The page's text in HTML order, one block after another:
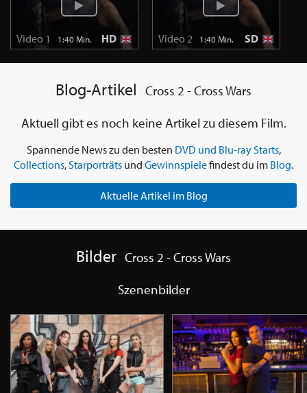
Video 1 1:40 Min. HD Video 2 1:40 Min. SD
Blog-Artikel Cross 2 - Cross Wars
Aktuell gibt es noch keine Artikel zu diesem Film.
Spannende News zu den besten DVD und Blu-ray Starts,
Collections, Starporträts und Gewinnspielefindest du im Blog.
Aktuelle Artikel im Blog
Bilder Cross 2 - Cross Wars
Szenenbilder